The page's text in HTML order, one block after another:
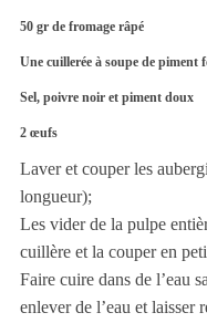
50 gr de fromage râpé
Une cuillerée à soupe de piment
Sel, poivre noir et piment doux
2 œufs
Laver et couper les
longueur);
Les vider de la pulpe
cuillère et la couper en
Faire cuire dans de l’eau
enlever de l’eau et laisser